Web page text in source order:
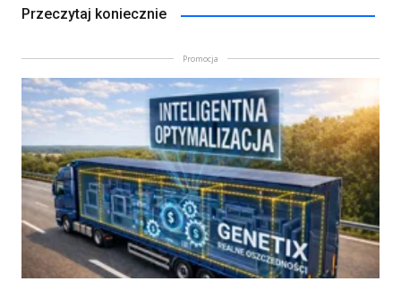
Przeczytaj koniecznie
Promocja